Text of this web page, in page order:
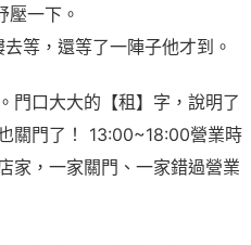
壓一下。
等，還等了一陣子他才到。
。門口大大的【租】字，說明了
關門了！ 13:00~18:00營業時
家，一家關門、一家錯過營業